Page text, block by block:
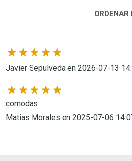
ORDENAR
Javier Sepulveda en 2026-07-13
comodas
Matias Morales en 2025-07-06